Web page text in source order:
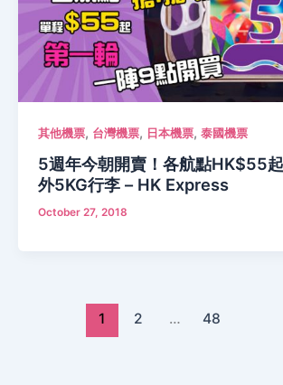
其他機票, 台灣機票, 日本機票, 泰國機票
5週年今朝開賣！各航點HK$55
外5KG行李 – HK Express
October 27, 2018
1 2 … 48